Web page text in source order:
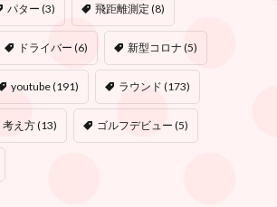
パター (3) 飛距離測定 (8)
ドライバー (6) 新型コロナ (5)
youtube(191) ラウンド (173)
考え方(13) ゴルフデビュー (5)